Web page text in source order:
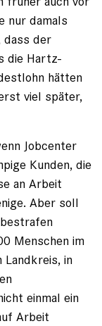
nur damals
dass der
die Hartz-
hätten
viel später,
Jobcenter
Kunden, die
an Arbeit
Aber soll
Menschen im
Landkreis, in
einmal ein
Arbeit